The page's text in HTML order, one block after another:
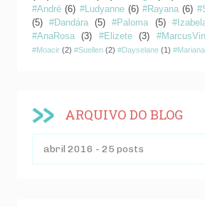
#André (6) #Ludyanne (6) #Rayana (6)
(5)
#Dandára (5) #Paloma (5)
#AnaRosa
(3) #Elizete (3)
#Moacir (2) #Suellen (2) #Dayselane (1) #Mariana
ARQUIVO DO BLOG